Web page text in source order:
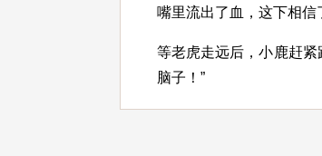
嘴里流出了血，这下相信
等老虎走远后，小鹿赶
脑子！”